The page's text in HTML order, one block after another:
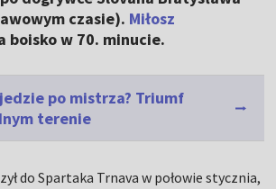
czasie). Miłosz
boisko w 70. minucie.
po mistrza? Triumf
terenie
do Spartaka Trnava w połowie stycznia,